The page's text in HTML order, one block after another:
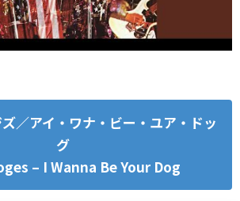
／アイ・ワナ・ビー・ユア・ドッ
グ
– I Wanna Be Your Dog